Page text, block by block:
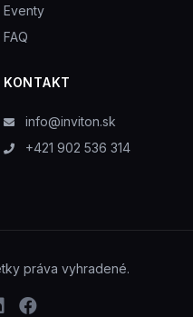
Eventy
FAQ
KONTAKT
info@inviton.sk
+421 902 536 314
práva vyhradené.